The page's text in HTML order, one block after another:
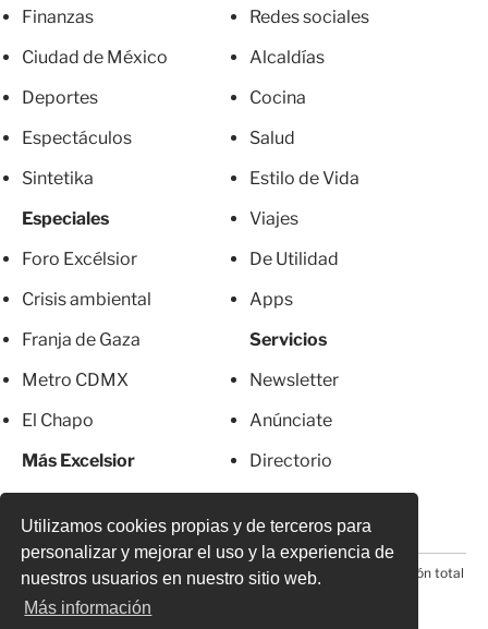
Utilizamos cookies propias y de terceros para
personalizar y mejorar el uso y la experiencia de
nuestros usuarios en nuestro sitio web.
Más información
Finanzas
Ciudad de México
Deportes
Espectáculos
Sintetika
Especiales
Foro Excélsior
Crisis ambiental
Franja de Gaza
Metro CDMX
El Chapo
Más Excelsior
Redes sociales
Alcaldías
Cocina
Salud
Estilo de Vida
Viajes
De Utilidad
Apps
Servicios
Newsletter
Anúnciate
Directorio
© 2026 Todos los derechos reservados. Prohibida la reproducción total
o parcial, incluyendo cualquier medio electrónico*